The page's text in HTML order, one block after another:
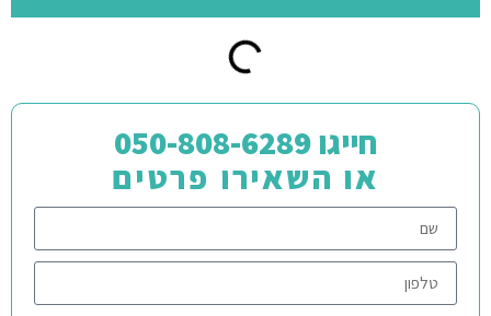
חייגו 050-808-6289
או השאירו פרטים